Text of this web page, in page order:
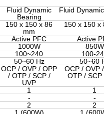
Fluid Dynamic
Bearing
Fluid
150 x 150 x 86
mm
150 x 150 x
Active PFC
Active
1000W
850W
100~240
100-
50~60 Hz
50~60
OCP / OVP / OPP
/ OTP / SCP /
UVP
OCP / OVP
OTP / SCP
1
1
-
-
2
2